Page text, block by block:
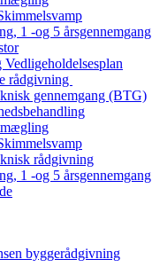
1 -og 5 årsgennemgang
rådgivning
gennemgang (BTG)
rådgivning
1 -og 5 årsgennemgang